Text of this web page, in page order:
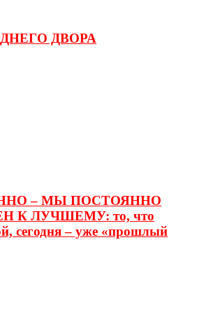
ДВОРА
– МЫ ПОСТОЯННО
К ЛУЧШЕМУ: то, что
сегодня – уже «прошлый